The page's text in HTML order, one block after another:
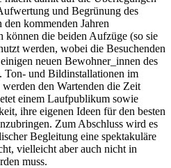
und Begrünung des
kommenden Jahren
können die beiden Aufzüge (so sie
werden, wobei die Besuchenden
neuen Bewohner_innen des
Ton- und Bildinstallationen im
den Wartenden die Zeit
einem Laufpublikum sowie
ihre eigenen Ideen für den besten
Zum Abschluss wird es
Begleitung eine spektakuläre
vielleicht aber auch nicht in
muss.